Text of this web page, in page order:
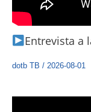
Entrevista a
dotb TB / 2026-08-01